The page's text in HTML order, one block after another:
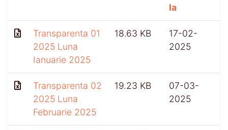
la
Transparenta 01
2025 Luna
Ianuarie 2025
18.63 KB
17-02-
2025
Transparenta 02
2025 Luna
Februarie 2025
19.23 KB
07-03-
2025